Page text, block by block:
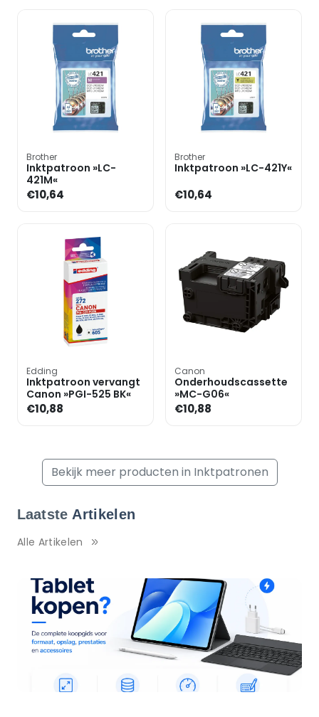
Brother
Inktpatroon »LC-
421M«
€10,64
Brother
Inktpatroon »LC-421Y«
€10,64
Edding
Inktpatroon vervangt
Canon »PGI-525 BK«
€10,88
Canon
Onderhoudscassette
»MC-G06«
€10,88
Bekijk meer producten in Inktpatronen
Laatste Artikelen
Alle Artikelen